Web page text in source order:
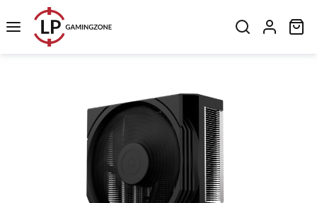
Zum Hauptinhalt springen
Bildergalerie überspringen